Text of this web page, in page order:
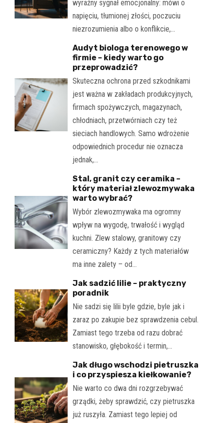
wyraźny sygnał emocjonalny: mówi o
napięciu, tłumionej złości, poczuciu
niezrozumienia albo o konflikcie,…
Audyt biologa terenowego w
firmie – kiedy warto go
przeprowadzić?
Skuteczna ochrona przed szkodnikami
jest ważna w zakładach produkcyjnych,
firmach spożywczych, magazynach,
chłodniach, przetwórniach czy też
sieciach handlowych. Samo wdrożenie
odpowiednich procedur nie oznacza
jednak,…
Stal, granit czy ceramika –
który materiał zlewozmywaka
warto wybrać?
Wybór zlewozmywaka ma ogromny
wpływ na wygodę, trwałość i wygląd
kuchni. Zlew stalowy, granitowy czy
ceramiczny? Każdy z tych materiałów
ma inne zalety – od…
Jak sadzić lilie – praktyczny
poradnik
Nie sadzi się lilii byle gdzie, byle jak i
zaraz po zakupie bez sprawdzenia cebul.
Zamiast tego trzeba od razu dobrać
stanowisko, głębokość i termin,…
Jak długo wschodzi pietruszka
i co przyspiesza kiełkowanie?
Nie warto co dwa dni rozgrzebywać
grządki, żeby sprawdzić, czy pietruszka
już ruszyła. Zamiast tego lepiej od